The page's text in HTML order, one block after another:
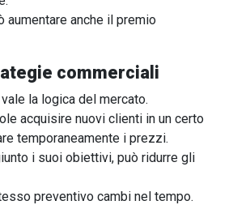
aumentare anche il premio
commerciali
la logica del mercato.
acquisire nuovi clienti in un certo
temporaneamente i prezzi.
i suoi obiettivi, può ridurre gli
preventivo cambi nel tempo.